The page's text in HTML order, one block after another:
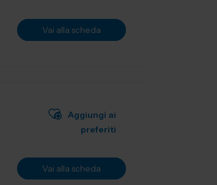
Vai alla scheda
Aggiungi ai
preferiti
Vai alla scheda